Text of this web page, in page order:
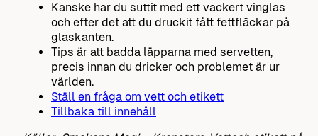
Kanske har du suttit med ett vackert vinglas
och efter det att du druckit fått fettfläckar på
glaskanten.
Tips är att badda läpparna med servetten,
precis innan du dricker och problemet är ur
världen.
Ställ en fråga om vett och etikett
Tillbaka till innehåll